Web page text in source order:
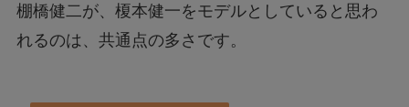
棚橋健二が、榎本健一をモデルとしていると思わ
れるのは、共通点の多さです。